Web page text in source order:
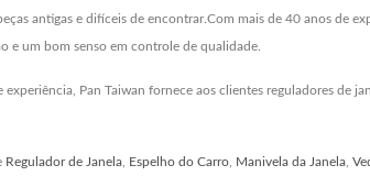
antigas e difíceis de encontrar.Com mais de 40 anos de
e um bom senso em controle de qualidade.
Pan Taiwan fornece aos clientes reguladores de
Regulador de Janela Espelho do Carro Manivela da Janela